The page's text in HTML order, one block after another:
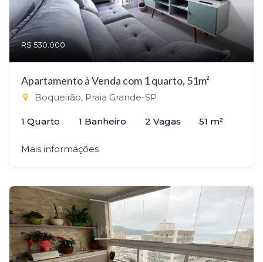
R$ 530.000
Apartamento à Venda com 1 quarto, 51m²
Boqueirão, Praia Grande-SP
1 Quarto 1 Banheiro 2 Vagas 51 m²
Mais informações